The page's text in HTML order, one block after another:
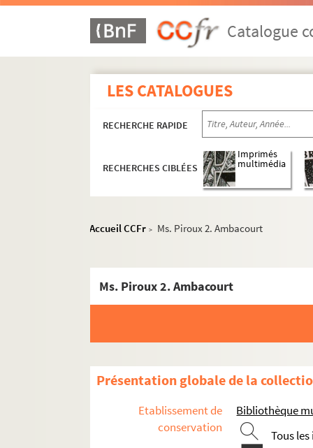
Catalogue
LES CATALOGUES
RECHERCHE RAPIDE
RECHERCHES CIBLÉES
Imprimés
multimédia
Accueil CCFr > Ms. Piroux 2. Ambacourt
Ms. Piroux 2. Ambacourt
Présentation globale de la
Etablissement de
conservation
Bibliothèque
Tous